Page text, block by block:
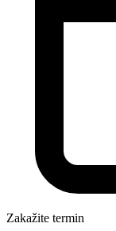
Zakažite termin